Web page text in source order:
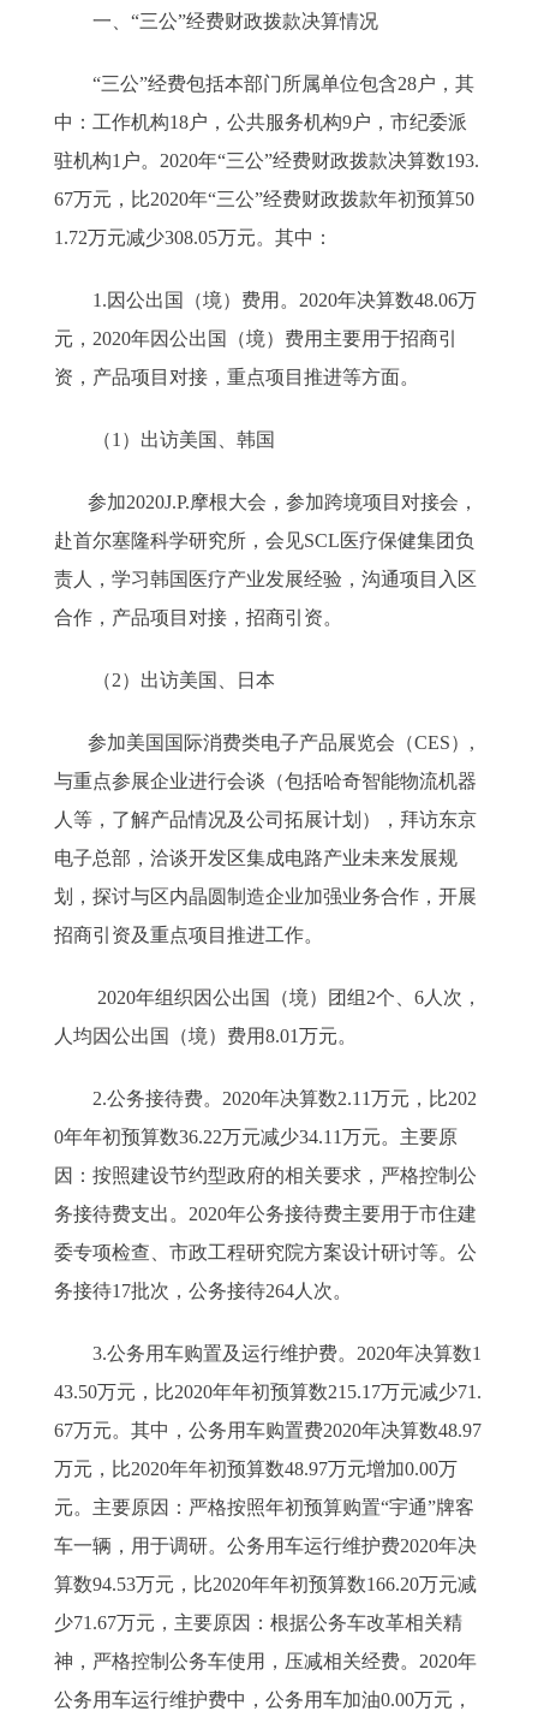
一、“三公”经费财政拨款决算情况
“三公”经费包括本部门所属单位包含28户，其
中：工作机构18户，公共服务机构9户，市纪委派
驻机构1户。2020年“三公”经费财政拨款决算数193.
67万元，比2020年“三公”经费财政拨款年初预算50
1.72万元减少308.05万元。其中：
1.因公出国（境）费用。2020年决算数48.06万
元，2020年因公出国（境）费用主要用于招商引
资，产品项目对接，重点项目推进等方面。
（1）出访美国、韩国
参加2020J.P.摩根大会，参加跨境项目对接会，
赴首尔塞隆科学研究所，会见SCL医疗保健集团负
责人，学习韩国医疗产业发展经验，沟通项目入区
合作，产品项目对接，招商引资。
（2）出访美国、日本
参加美国国际消费类电子产品展览会（CES）,
与重点参展企业进行会谈（包括哈奇智能物流机器
人等，了解产品情况及公司拓展计划），拜访东京
电子总部，洽谈开发区集成电路产业未来发展规
划，探讨与区内晶圆制造企业加强业务合作，开展
招商引资及重点项目推进工作。
2020年组织因公出国（境）团组2个、6人次，
人均因公出国（境）费用8.01万元。
2.公务接待费。2020年决算数2.11万元，比202
0年年初预算数36.22万元减少34.11万元。主要原
因：按照建设节约型政府的相关要求，严格控制公
务接待费支出。2020年公务接待费主要用于市住建
委专项检查、市政工程研究院方案设计研讨等。公
务接待17批次，公务接待264人次。
3.公务用车购置及运行维护费。2020年决算数1
43.50万元，比2020年年初预算数215.17万元减少71.
67万元。其中，公务用车购置费2020年决算数48.97
万元，比2020年年初预算数48.97万元增加0.00万
元。主要原因：严格按照年初预算购置“宇通”牌客
车一辆，用于调研。公务用车运行维护费2020年决
算数94.53万元，比2020年年初预算数166.20万元减
少71.67万元，主要原因：根据公务车改革相关精
神，严格控制公务车使用，压减相关经费。2020年
公务用车运行维护费中，公务用车加油0.00万元，